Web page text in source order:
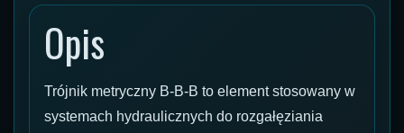
Opis
Trójnik metryczny B-B-B to element stosowany w
systemach hydraulicznych do rozgałęziania